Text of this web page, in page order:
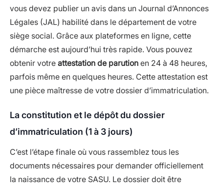
vous devez publier un avis dans un Journal d’Annonces
Légales (JAL) habilité dans le département de votre
siège social. Grâce aux plateformes en ligne, cette
démarche est aujourd’hui très rapide. Vous pouvez
obtenir votre attestation de parution en 24 à 48 heures,
parfois même en quelques heures. Cette attestation est
une pièce maîtresse de votre dossier d’immatriculation.
La constitution et le dépôt du dossier
d’immatriculation (1 à 3 jours)
C’est l’étape finale où vous rassemblez tous les
documents nécessaires pour demander officiellement
la naissance de votre SASU. Le dossier doit être